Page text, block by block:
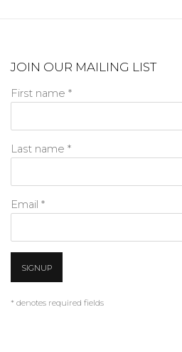
JOIN OUR MAILING LIST
First name *
Last name *
Email *
SIGNUP
* denotes required fields